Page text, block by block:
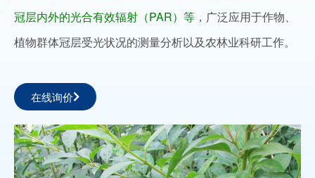
冠层内外的光合有效辐射（PAR）等 ，广泛应用于作物、
植物群体冠层受光状况的测量分析以及农林业科研工作。
在线询价